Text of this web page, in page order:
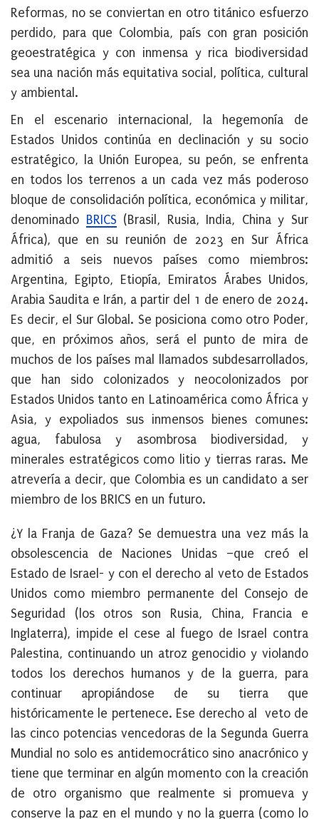
Reformas, no se conviertan en otro titánico esfuerzo
perdido, para que Colombia, país con gran posición
geoestratégica y con inmensa y rica biodiversidad
sea una nación más equitativa social, política, cultural
y ambiental.
En el escenario internacional, la hegemonía de
Estados Unidos continúa en declinación y su socio
estratégico, la Unión Europea, su peón, se enfrenta
en todos los terrenos a un cada vez más poderoso
bloque de consolidación política, económica y militar,
denominado BRICS (Brasil, Rusia, India, China y Sur
África), que en su reunión de 2023 en Sur África
admitió a seis nuevos países como miembros:
Argentina, Egipto, Etiopía, Emiratos Árabes Unidos,
Arabia Saudita e Irán, a partir del 1 de enero de 2024.
Es decir, el Sur Global. Se posiciona como otro Poder,
que, en próximos años, será el punto de mira de
muchos de los países mal llamados subdesarrollados,
que han sido colonizados y neocolonizados por
Estados Unidos tanto en Latinoamérica como África y
Asia, y expoliados sus inmensos bienes comunes:
agua, fabulosa y asombrosa biodiversidad, y
minerales estratégicos como litio y tierras raras. Me
atrevería a decir, que Colombia es un candidato a ser
miembro de los BRICS en un futuro.
¿Y la Franja de Gaza? Se demuestra una vez más la
obsolescencia de Naciones Unidas –que creó el
Estado de Israel- y con el derecho al veto de Estados
Unidos como miembro permanente del Consejo de
Seguridad (los otros son Rusia, China, Francia e
Inglaterra), impide el cese al fuego de Israel contra
Palestina, continuando un atroz genocidio y violando
todos los derechos humanos y de la guerra, para
continuar apropiándose de su tierra que
históricamente le pertenece. Ese derecho al veto de
las cinco potencias vencedoras de la Segunda Guerra
Mundial no solo es antidemocrático sino anacrónico y
tiene que terminar en algún momento con la creación
de otro organismo que realmente si promueva y
conserve la paz en el mundo y no la guerra (como lo